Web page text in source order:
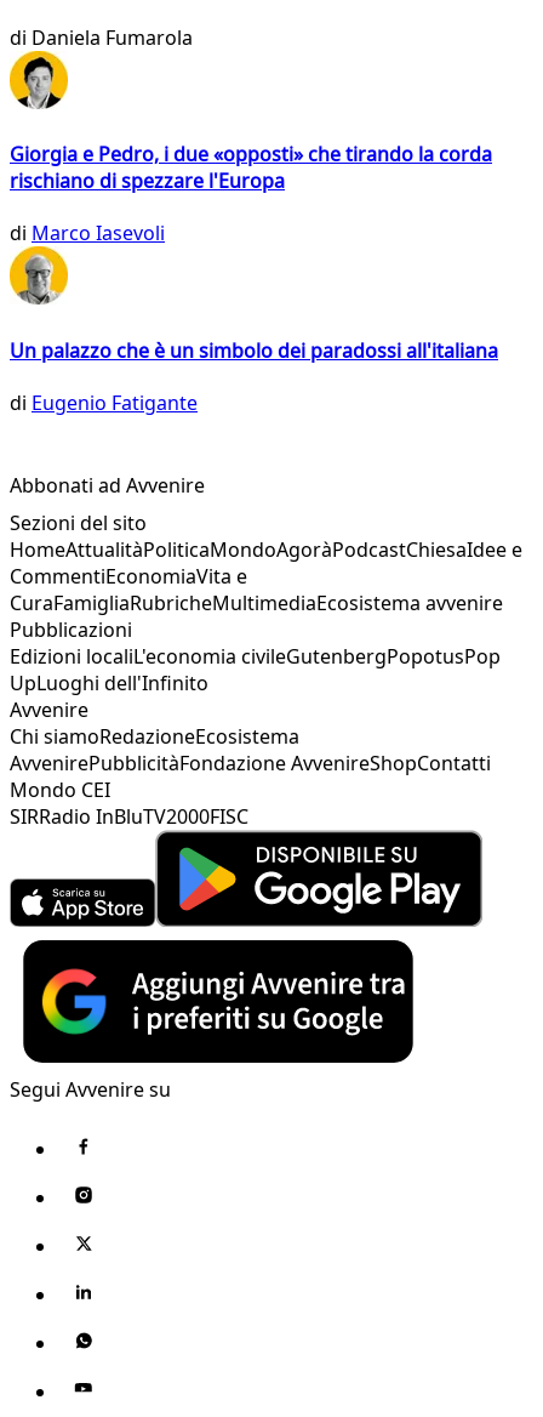
di Daniela Fumarola
Giorgia e Pedro, i due «opposti» che tirando la corda
rischiano di spezzare l'Europa
di Marco Iasevoli
Un palazzo che è un simbolo dei paradossi all'italiana
di Eugenio Fatigante
Abbonati ad Avvenire
Sezioni del sito
HomeAttualitàPoliticaMondoAgoràPodcastChiesaIdee e
CommentiEconomiaVita e
CuraFamigliaRubricheMultimediaEcosistema avvenire
Pubblicazioni
Edizioni localiL'economia civileGutenbergPopotusPop
UpLuoghi dell'Infinito
Avvenire
Chi siamoRedazioneEcosistema
AvvenirePubblicitàFondazione AvvenireShopContatti
Mondo CEI
SIRRadio InBluTV2000FISC
Segui Avvenire su